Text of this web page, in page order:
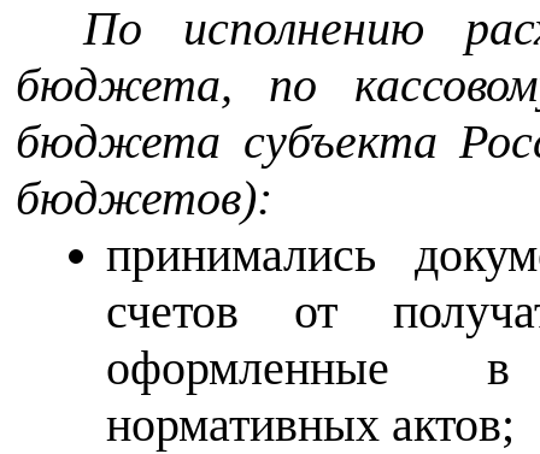
По исполнению
бюджета, по
бюджета субъекта
бюджетов):
принимались
счетов от
оформленные в
нормативных актов;